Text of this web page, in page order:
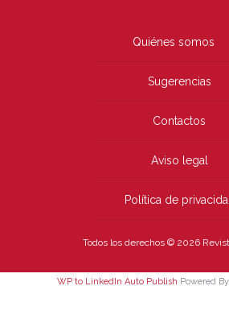
Quiénes somos
Sugerencias
Contactos
Aviso legal
Política de
Todos los derechos © 2026
WP to LinkedIn Auto Publish Powered